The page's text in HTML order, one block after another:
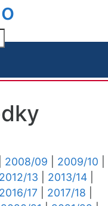
2008/09 2009/10
2012/13 2013/14
2016/17 2017/18